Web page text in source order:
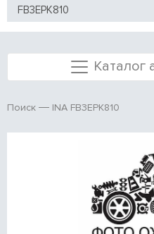
Каталог
Поиск INA FB3EPK810